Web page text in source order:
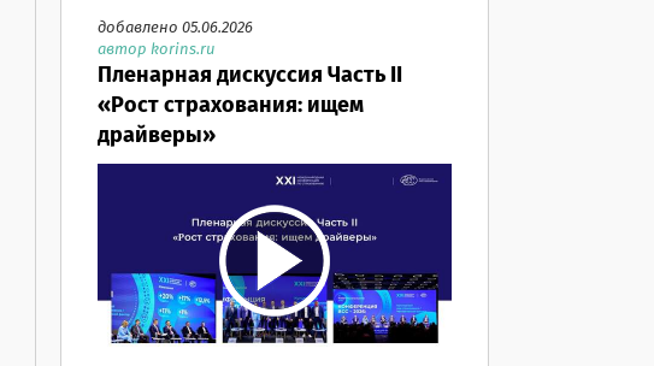
добавлено 05.06.2026
автор korins.ru
Пленарная дискуссия Часть II
«Рост страхования: ищем
драйверы»